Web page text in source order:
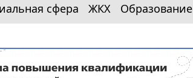
сфера ЖКХ Образование